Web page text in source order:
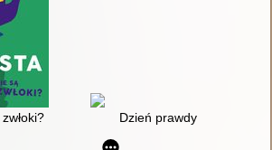
Dzień prawdy